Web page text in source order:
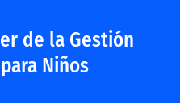
de la Gestión
Niños